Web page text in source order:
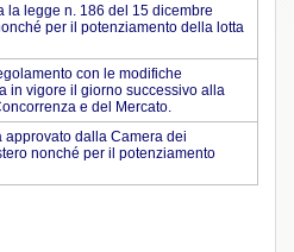
la legge n. 186 del 15 dicembre
per il potenziamento della lotta
con le modifiche
in vigore il giorno successivo alla
e del Mercato.
dalla Camera dei
nonché per il potenziamento